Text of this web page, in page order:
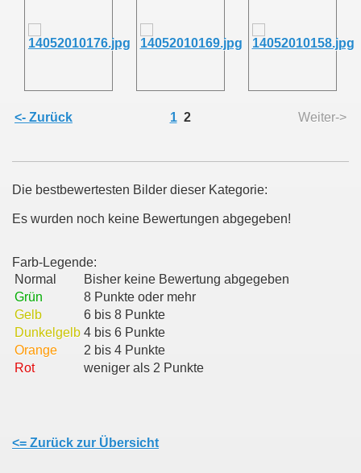
<- Zurück 1 2 Weiter->
Die bestbewertesten Bilder dieser Kategorie:
Es wurden noch keine Bewertungen abgegeben!
Farb-Legende:
Normal
Bisher keine Bewertung abgegeben
Grün
8 Punkte oder mehr
Gelb
6 bis 8 Punkte
Dunkelgelb 4 bis 6 Punkte
Orange
2 bis 4 Punkte
Rot
weniger als 2 Punkte
<= Zurück zur Übersicht